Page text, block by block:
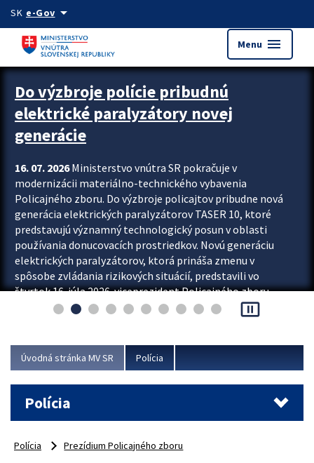
Preskocit na hlavný obsah
SK e-Govarrow_drop_down
Menu menu
Zastavit automatický posun upútavok
Do výzbroje polície pribudnú
elektrické paralyzátory novej
generácie
16. 07. 2026Ministerstvo vnútra SR pokračuje v
modernizácii materiálno-technického vybavenia
Policajného zboru. Do výzbroje policajtov pribudne nová
generácia elektrických paralyzátorov TASER 10, ktoré
predstavujú významný technologický posun v oblasti
používania donucovacích prostriedkov. Novú generáciu
elektrických paralyzátorov, ktorá prináša zmenu v
spôsobe zvládania rizikových situácií, predstavili vo
štvrtok 16. júla 2026 viceprezident Policajného zboru
Rastislav Polakovič a riaditeľ odboru výcviku...
pause_presentation
Úvodná stránka MV SR Polícia
Polícia
Polícia
Prezídium Policajného zboru